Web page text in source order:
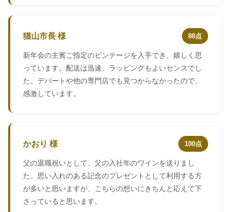
猫山市長 様 88点
新年会の主賓ご指定のビンテージを入手でき、嬉しく思
っています。配送は迅速、ラッピングもよいセンスでし
た。デパートや他の専門店でも見つからなかったので、
感激しています。
かおり 様 100点
父の退職祝いとして、父の入社年のワインを送りまし
た。思い入れのある記念のプレゼントとして利用する方
が多いと思いますが、こちらの想いにきちんと応えて下
さっていると思います。